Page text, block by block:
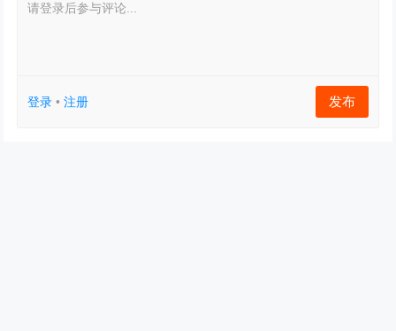
请登录后参与评论...
登录 •注册 发布